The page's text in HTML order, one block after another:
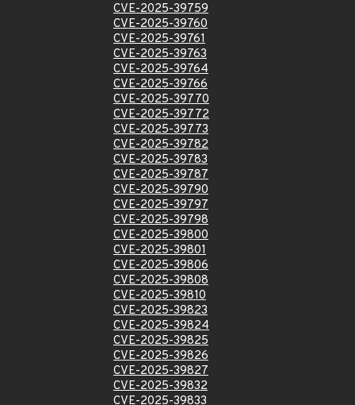
CVE-2025-39759
CVE-2025-39760
CVE-2025-39761
CVE-2025-39763
CVE-2025-39764
CVE-2025-39766
CVE-2025-39770
CVE-2025-39772
CVE-2025-39773
CVE-2025-39782
CVE-2025-39783
CVE-2025-39787
CVE-2025-39790
CVE-2025-39797
CVE-2025-39798
CVE-2025-39800
CVE-2025-39801
CVE-2025-39806
CVE-2025-39808
CVE-2025-39810
CVE-2025-39823
CVE-2025-39824
CVE-2025-39825
CVE-2025-39826
CVE-2025-39827
CVE-2025-39832
CVE-2025-39833